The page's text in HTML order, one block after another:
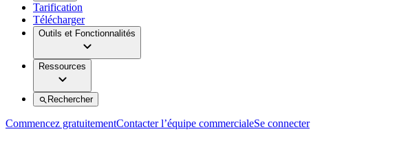
Tarification
Télécharger
Outils et Fonctionnalités
Ressources
Rechercher
Commencez gratuitementContacter l’équipe commercialeSe connecter